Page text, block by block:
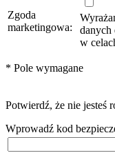
Zgoda
marketingowa:
danych
w
* Pole wymagane
Potwierdź, że nie jesteś
Wprowadź kod